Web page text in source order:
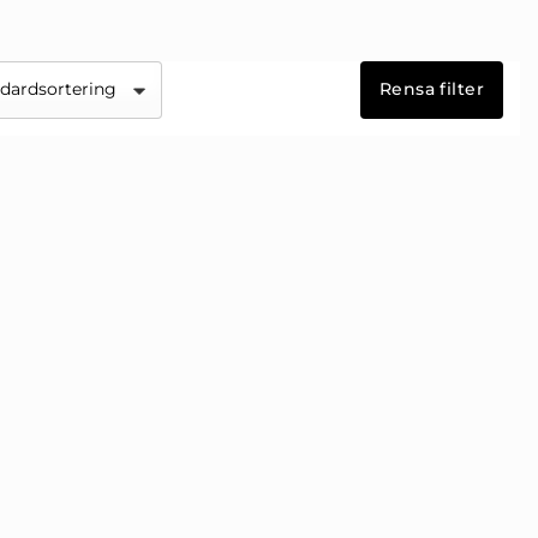
Luleå till Ystad, och
Hennes verk finns i
exemplar.
numrerade i
Rensa filter